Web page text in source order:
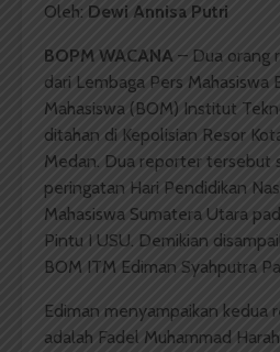
Oleh: Dewi Annisa Putri
BOPM WACANA – Dua orang
dari Lembaga Pers Mahasiswa
Mahasiswa (BOM) Institut
ditahan di Kepolisian Resor
Medan. Dua reporter tersebut
peringatan Hari Pendidikan
Mahasiswa Sumatera Utara
Pintu I USU. Demikian
BOM ITM Ediman Syahputra
Ediman menyampaikan kedua
adalah Fadel Muhammad